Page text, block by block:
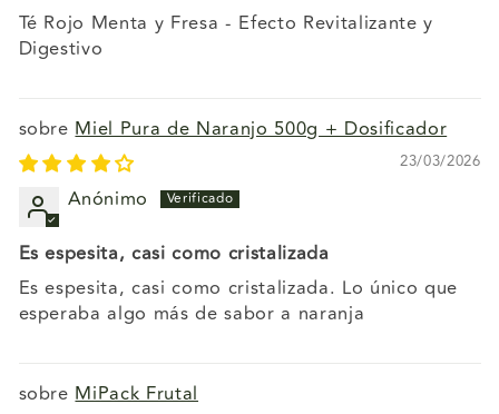
Té Rojo Menta y Fresa - Efecto Revitalizante y
Digestivo
Miel Pura de Naranjo 500g + Dosificador
23/03/2026
Anónimo
Es espesita, casi como cristalizada
Es espesita, casi como cristalizada. Lo único que
esperaba algo más de sabor a naranja
MiPack Frutal